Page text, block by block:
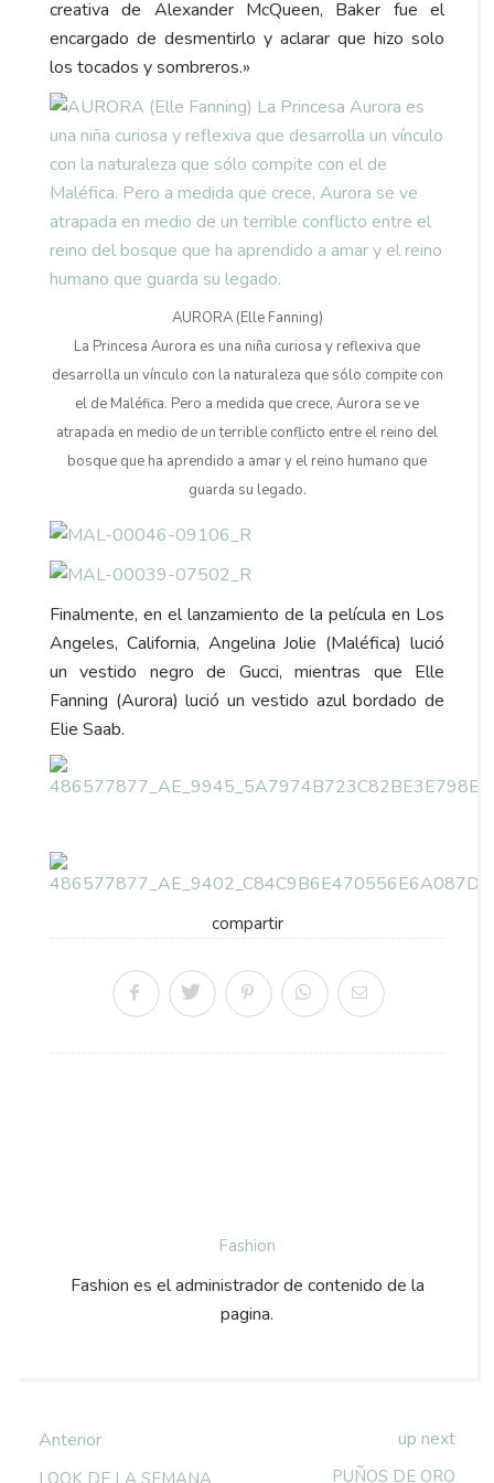
creativa de Alexander McQueen, Baker fue el
encargado de desmentirlo y aclarar que hizo solo
los tocados y sombreros.»
AURORA (Elle Fanning)
La Princesa Aurora es una niña curiosa y reflexiva que
desarrolla un vínculo con la naturaleza que sólo compite con
el de Maléfica. Pero a medida que crece, Aurora se ve
atrapada en medio de un terrible conflicto entre el reino del
bosque que ha aprendido a amar y el reino humano que
guarda su legado.
Finalmente, en el lanzamiento de la película en Los
Angeles, California, Angelina Jolie (Maléfica) lució
un vestido negro de Gucci, mientras que Elle
Fanning (Aurora) lució un vestido azul bordado de
Elie Saab.
compartir
Fashion
Fashion es el administrador de contenido de la
pagina.
Anterior up next
PUÑOS DE ORO